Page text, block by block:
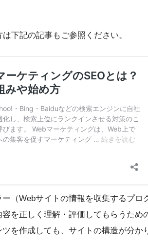
下記の記事もご参照ください。
（Webサイトの情報を収集するプロ
を正しく理解・評価してもらうため
を作成しても、サイトの構造が分か